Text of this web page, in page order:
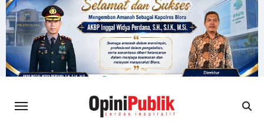
Skip
to
content